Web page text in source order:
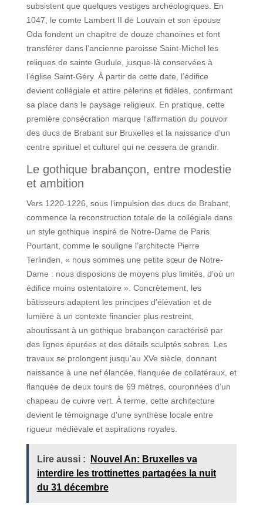
subsistent que quelques vestiges archéologiques. En
1047, le comte Lambert II de Louvain et son épouse
Oda fondent un chapitre de douze chanoines et font
transférer dans l’ancienne paroisse Saint-Michel les
reliques de sainte Gudule, jusque-là conservées à
l’église Saint-Géry. À partir de cette date, l’édifice
devient collégiale et attire pèlerins et fidèles, confirmant
sa place dans le paysage religieux. En pratique, cette
première consécration marque l’affirmation du pouvoir
des ducs de Brabant sur Bruxelles et la naissance d’un
centre spirituel et culturel qui ne cessera de grandir.
Le gothique brabançon, entre modestie
et ambition
Vers 1220-1226, sous l’impulsion des ducs de Brabant,
commence la reconstruction totale de la collégiale dans
un style gothique inspiré de Notre-Dame de Paris.
Pourtant, comme le souligne l’architecte Pierre
Terlinden, « nous sommes une petite sœur de Notre-
Dame : nous disposions de moyens plus limités, d’où un
édifice moins ostentatoire ». Concrètement, les
bâtisseurs adaptent les principes d’élévation et de
lumière à un contexte financier plus restreint,
aboutissant à un gothique brabançon caractérisé par
des lignes épurées et des détails sculptés sobres. Les
travaux se prolongent jusqu’au XVe siècle, donnant
naissance à une nef élancée, flanquée de collatéraux, et
flanquée de deux tours de 69 mètres, couronnées d’un
chapeau de cuivre vert. À terme, cette architecture
devient le témoignage d’une synthèse locale entre
rigueur médiévale et aspirations royales.
Lire aussi :
Nouvel An: Bruxelles va
interdire les trottinettes partagées la nuit
du 31 décembre